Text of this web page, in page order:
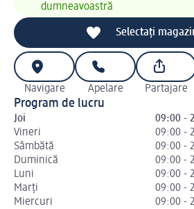
dumneavoastră
Selectați
Navigare Apelare Partajare
Program de lucru
Joi
09:00 -
Vineri
09:00 -
Sâmbătă
09:00 -
Duminică
09:00 -
Luni
09:00 -
Marți
09:00 -
Miercuri
09:00 -